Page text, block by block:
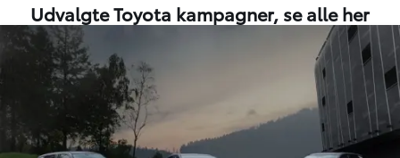
Udvalgte Toyota kampagner, se alle her